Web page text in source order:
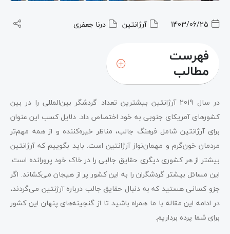
1403/06/25 آرژانتین درنا جعفری
فهرست
مطالب
کشور است.
مذهب خاص مارادونا؛ قهرمان ملی آرژانتین
حقایق جالب درباره آرژنتین؛ آرژانتین‌ها از اروپا آمدند
آرژانتین دارای بلندترین و کوتاه‌ترین نقاط در نیمکره
جنوبی است
حقایق جالب درباره آرژنتین؛ فرهنگ گائوچو هنوز زنده و
پابرجا است
در سال 2019 آرژانتین بیشترین تعداد گردشگر بین‌المللی را در بین
کشورهای آمریکای جنوبی به خود اختصاص داد. دلایل کسب این عنوان
برای آرژانتین شامل فرهنگ جالب، مناظر خیره‌کننده و از همه مهم‌تر
مردمان خون‌گرم و مهمان‌نواز آرژانتین است. باید بگوییم که آرژانتین
بیشتر از هر کشوری دیگری حقایق جالبی را در خاک خود پرورانده است.
این مسائل بیشتر گردشگران را به این کشور پر از هیجان می‌کشاند. اگر
جزو کسانی هستید که به دنبال حقایق جالب درباره آرژنتین می‌گردند،
در ادامه این مقاله با ما همراه باشید تا از گنجینه‌های پنهان این کشور
برای شما پرده برداریم.